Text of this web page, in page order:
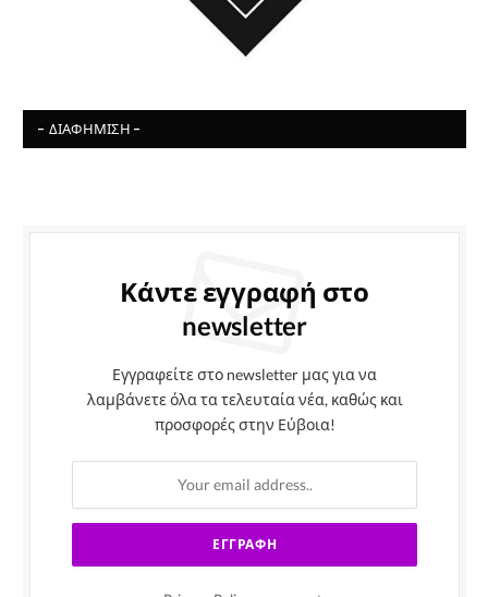
- ΔΙΑΦΉΜΙΣΗ -
Κάντε εγγραφή στο
newsletter
Εγγραφείτε στο newsletter μας για να
λαμβάνετε όλα τα τελευταία νέα, καθώς και
προσφορές στην Εύβοια!